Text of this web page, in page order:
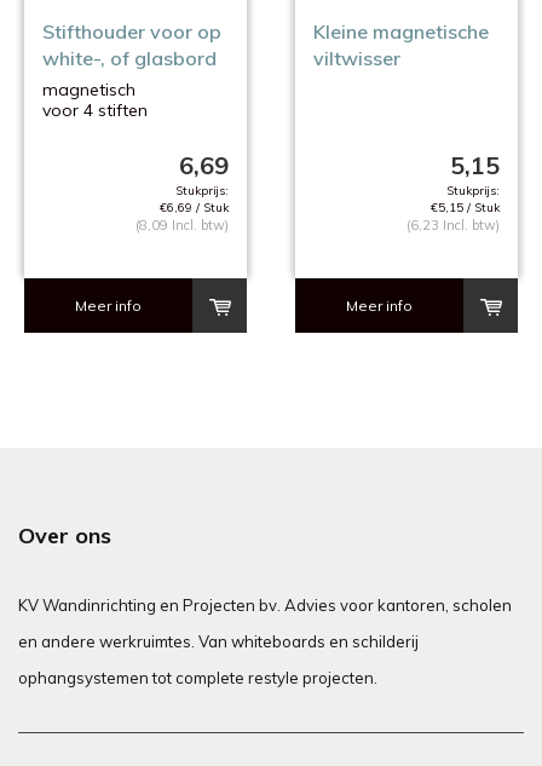
Stifthouder voor op
white-, of glasbord
magnetisch
voor 4 stiften
6,69
Stukprijs:
€6,69 / Stuk
(8,09 Incl. btw)
Meer info
Kleine magnetische
viltwisser
5,15
Stukprijs:
€5,15 / Stuk
(6,23 Incl. btw)
Meer info
Over ons
KV Wandinrichting en Projecten bv. Advies voor kantoren, scholen
en andere werkruimtes. Van whiteboards en schilderij
ophangsystemen tot complete restyle projecten.